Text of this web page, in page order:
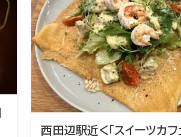
西田辺駅近く「スイーツカフ